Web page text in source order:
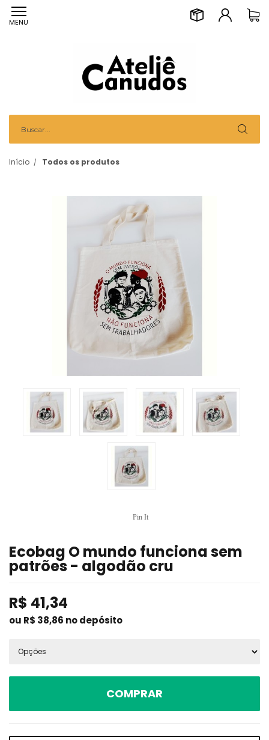
MENU
Início Todos os produtos
Pin It
Ecobag O mundo funciona sem
patrões - algodão cru
R$ 41,34
ou R$ 38,86 no depósito
COMPRAR